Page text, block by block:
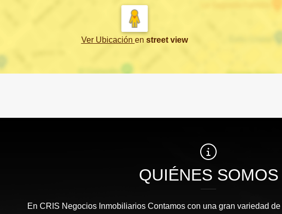
Ver Ubicación en street view
QUIÉNES SOMOS
En CRIS Negocios Inmobiliarios Contamos con una gran variedad